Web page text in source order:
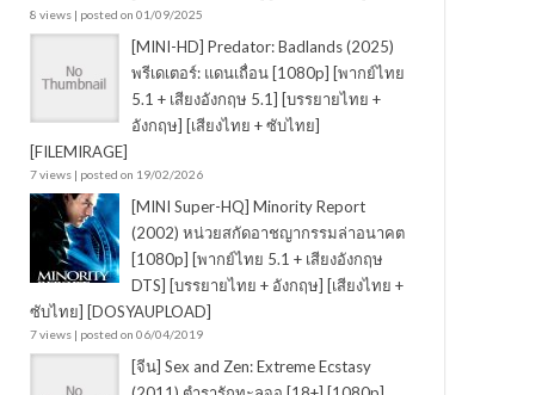
8 views| posted on 01/09/2025
[MINI-HD] Predator: Badlands (2025)
พรีเดเตอร์: แดนเถื่อน [1080p] [พากย์ไทย
5.1 + เสียงอังกฤษ 5.1] [บรรยายไทย +
อังกฤษ] [เสียงไทย + ซับไทย]
[FILEMIRAGE]
7 views| posted on 19/02/2026
[MINI Super-HQ] Minority Report
(2002) หน่วยสกัดอาชญากรรมล่าอนาคต
[1080p] [พากย์ไทย 5.1 + เสียงอังกฤษ
DTS] [บรรยายไทย + อังกฤษ] [เสียงไทย +
ซับไทย] [DOSYAUPLOAD]
7 views| posted on 06/04/2019
[จีน] Sex and Zen: Extreme Ecstasy